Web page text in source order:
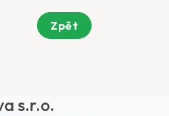
Zpět
s.r.o.